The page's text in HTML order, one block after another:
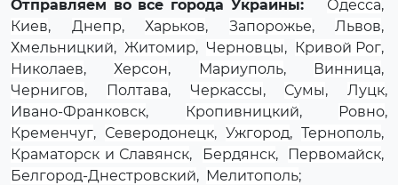
Отправляем во все города Украины:
Одесса,
Киев, Днепр, Харьков, Запорожье, Львов,
Хмельницкий, Житомир, Черновцы, Кривой Рог,
Николаев,Херсон, Мариуполь, Винница,
Чернигов, Полтава, Черкассы, Сумы, Луцк,
Ивано-Франковск, Кропивницкий, Ровно,
Кременчуг, Северодонецк, Ужгород, Тернополь,
Краматорск и Славянск, Бердянск, Первомайск,
Белгород-Днестровский, Мелитополь;